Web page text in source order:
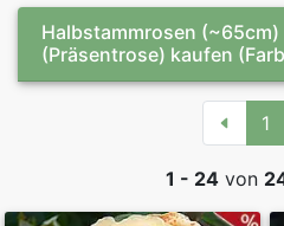
Halbstammrosen (~65cm)
(Präsentrose) kaufen
1
1 - 24 von